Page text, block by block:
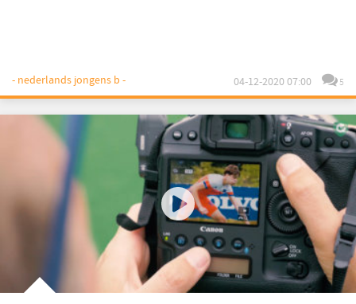
- nederlands jongens b - 04-12-2020 07:00 5